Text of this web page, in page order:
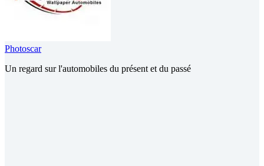
Photoscar
Un regard sur l'automobiles du présent et du passé